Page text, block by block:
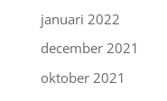
januari 2022
december 2021
oktober 2021